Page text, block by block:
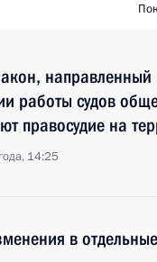
работы судов
правосудие на
14:25
в